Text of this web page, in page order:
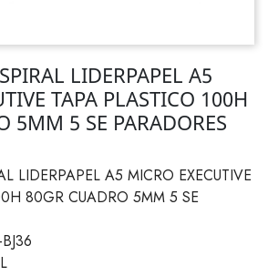
LIDERPAPEL A5
TAPA PLASTICO 100H
5MM 5 SE PARADORES
LIDERPAPEL A5 MICRO EXECUTIVE
80GR CUADRO 5MM 5 SE